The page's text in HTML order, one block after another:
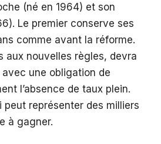
(né en 1964) et son
Le premier conserve ses
comme avant la réforme.
aux nouvelles règles, devra
une obligation de
l’absence de taux plein.
peut représenter des milliers
à gagner.